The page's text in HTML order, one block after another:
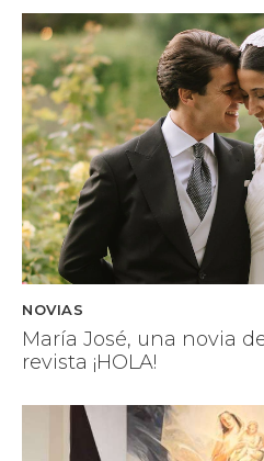
NOVIAS
María José, una novia
revista ¡HOLA!